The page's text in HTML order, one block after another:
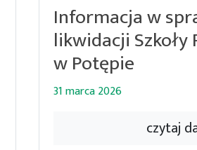
Informacja w
likwidacji
w Potępie
31 marca 2026
czytaj